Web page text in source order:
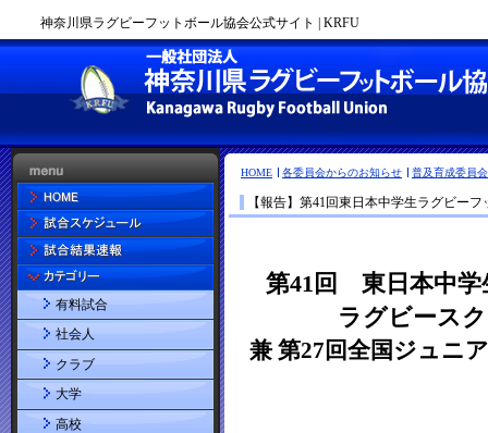
神奈川県ラグビーフットボール協会公式サイト | KRFU
HOME 各委員会からのお知らせ 普及育成委員会
【報告】第41回東日本中学生ラグビー
有料試合
社会人
クラブ
大学
高校